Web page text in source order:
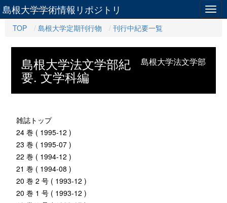
島根大学学術情報リポジトリ
TOP 島根大学定期刊行物 刊行中紀要一覧
島根大学法文学部
島根大学法文学部紀
要. 文学科編
雑誌トップ
24 巻 ( 1995-12 )
23 巻 ( 1995-07 )
22 巻 ( 1994-12 )
21 巻 ( 1994-08 )
20 巻 2 号 ( 1993-12 )
20 巻 1 号 ( 1993-12 )